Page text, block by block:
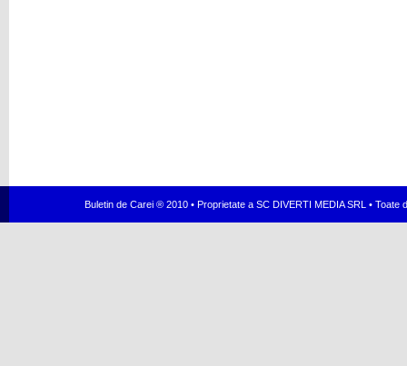
Buletin de Carei ® 2010 • Proprietate a SC DIVERTI MEDIA SRL •